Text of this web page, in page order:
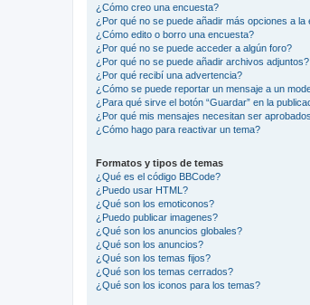
¿Cómo creo una encuesta?
¿Por qué no se puede añadir más opciones a la
¿Cómo edito o borro una encuesta?
¿Por qué no se puede acceder a algún foro?
¿Por qué no se puede añadir archivos adjuntos?
¿Por qué recibí una advertencia?
¿Cómo se puede reportar un mensaje a un
¿Para qué sirve el botón “Guardar” en la
¿Por qué mis mensajes necesitan ser
¿Cómo hago para reactivar un tema?
Formatos y tipos de temas
¿Qué es el código BBCode?
¿Puedo usar HTML?
¿Qué son los emoticonos?
¿Puedo publicar imagenes?
¿Qué son los anuncios globales?
¿Qué son los anuncios?
¿Qué son los temas fijos?
¿Qué son los temas cerrados?
¿Qué son los iconos para los temas?